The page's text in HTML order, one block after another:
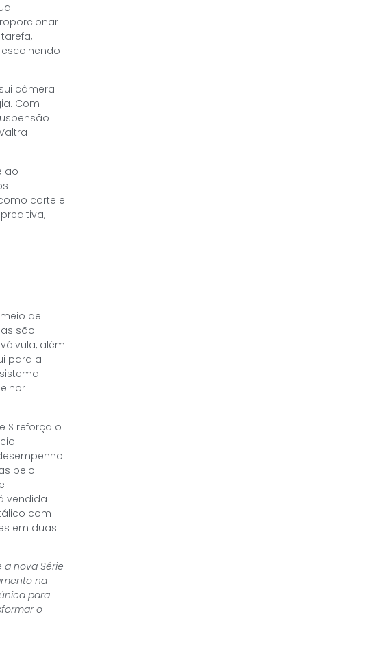
câmera
Com
ao
corte e
de
são
além
para a
S reforça o
pelo
vendida
com
em duas
nova Série
na
para
o